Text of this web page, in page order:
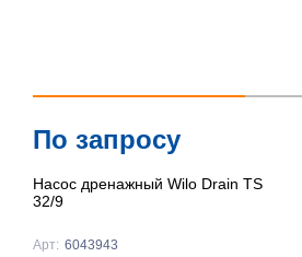
По запросу
Насос дренажный Wilo Drain TS
32/9
Арт: 6043943